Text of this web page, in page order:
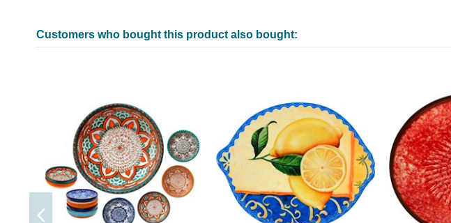
Customers who bought this product also bought: